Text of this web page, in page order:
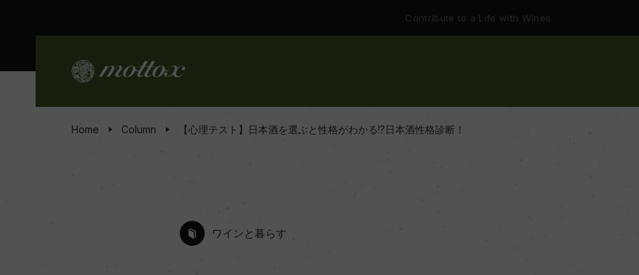
Contribute to a Life with Wines.
Home Column 【心理テスト】日本酒を選ぶと性格がわかる!?日本酒性格診断！
ワインと暮らす